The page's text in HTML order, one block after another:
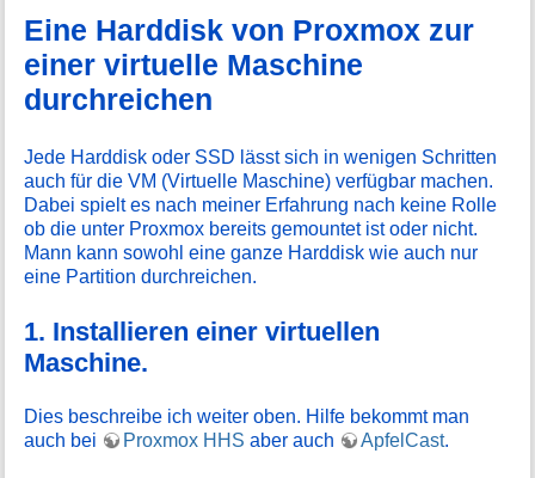
Eine Harddisk von Proxmox zur
einer virtuelle Maschine
durchreichen
Jede Harddisk oder SSD lässt sich in wenigen Schritten
auch für die VM (Virtuelle Maschine) verfügbar machen.
Dabei spielt es nach meiner Erfahrung nach keine Rolle
ob die unter Proxmox bereits gemountet ist oder nicht.
Mann kann sowohl eine ganze Harddisk wie auch nur
eine Partition durchreichen.
1. Installieren einer virtuellen
Maschine.
Dies beschreibe ich weiter oben. Hilfe bekommt man
auch bei
Proxmox HHS aber auch ApfelCast.